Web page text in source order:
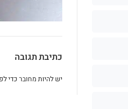
כתיבת תגובה
יש להיותמחוברכדי